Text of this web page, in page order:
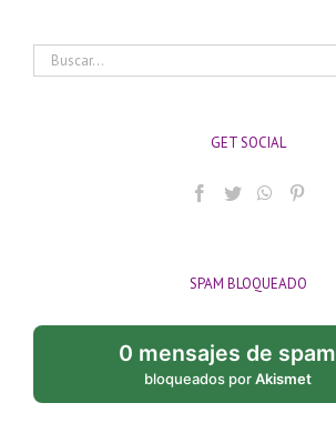
Buscar:
GET SOCIAL
SPAM BLOQUEADO
0 mensajes de spam
bloqueados porAkismet